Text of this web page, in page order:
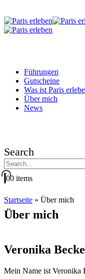
Führungen
Gutscheine
Was ist Paris
Über mich
News
Search
00 items
Startseite » Über mich
Über mich
Veronika
Mein Name ist Veronika